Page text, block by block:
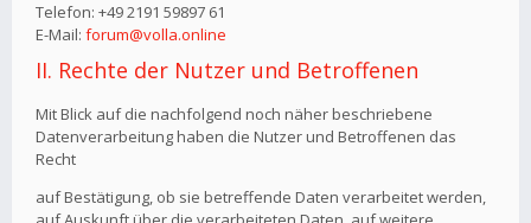
Telefon: +49 2191 59897 61
E-Mail: forum@volla.online
II. Rechte der Nutzer und Betroffenen
Mit Blick auf die nachfolgend noch näher beschriebene
Datenverarbeitung haben die Nutzer und Betroffenen das
Recht
auf Bestätigung, ob sie betreffende Daten verarbeitet werden,